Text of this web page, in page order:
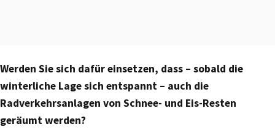
Werden Sie sich dafür einsetzen, dass – sobald die
winterliche Lage sich entspannt – auch die
Radverkehrsanlagen von Schnee- und Eis-Resten
geräumt werden?